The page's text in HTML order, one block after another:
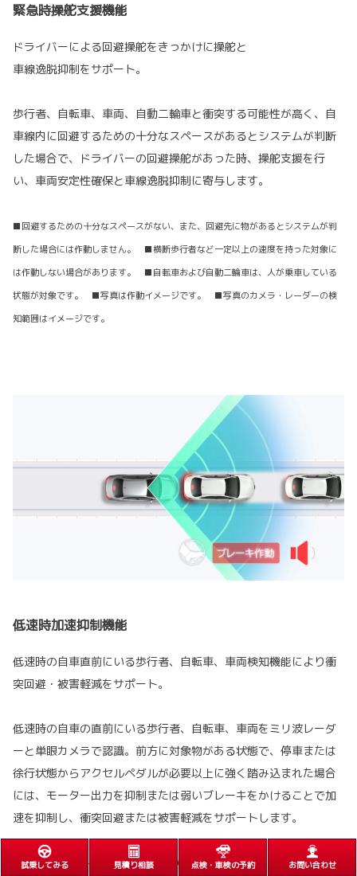
緊急時操舵支援機能
ドライバーによる回避操舵をきっかけに操舵と
車線逸脱抑制をサポート。
歩行者、自転車、車両、自動二輪車と衝突する可能性が高く、自
車線内に回避するための十分なスペースがあるとシステムが判断
した場合で、ドライバーの回避操舵があった時、操舵支援を行
い、車両安定性確保と車線逸脱抑制に寄与します。
■回避するための十分なスペースがない、また、回避先に物があるとシステムが判
断した場合には作動しません。 ■横断歩行者など一定以上の速度を持った対象に
は作動しない場合があります。 ■自転車および自動二輪車は、人が乗車している
状態が対象です。 ■写真は作動イメージです。 ■写真のカメラ・レーダーの検
知範囲はイメージです。
低速時加速抑制機能
低速時の自車直前にいる歩行者、自転車、車両検知機能により衝
突回避・被害軽減をサポート。
低速時の自車の直前にいる歩行者、自転車、車両をミリ波レーダ
ーと単眼カメラで認識。前方に対象物がある状態で、停車または
徐行状態からアクセルペダルが必要以上に強く踏み込まれた場合
には、モーター出力を抑制または弱いブレーキをかけることで加
速を抑制し、衝突回避または被害軽減をサポートします。
■パーキングサポートブレーキ（前後方静止物）の代替機能となるシステムではあ
試乗してみる 見積り相談 点検・車検の予約 お問い合わせ